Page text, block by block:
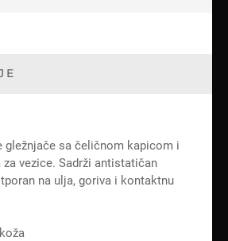
gležnjače sa čeličnom kapicom i
vezice. Sadrži antistatičan
na ulja, goriva i kontaktnu